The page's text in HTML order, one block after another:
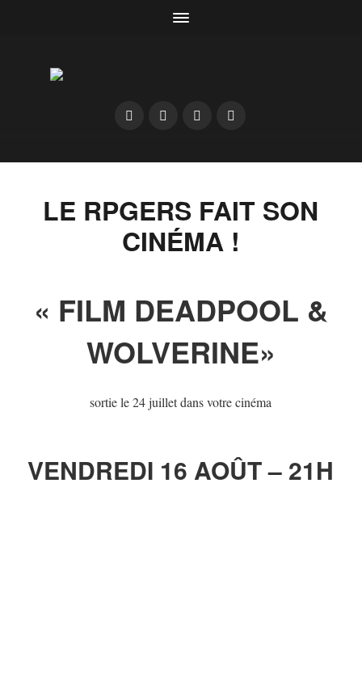
LE RPGERS FAIT SON
CINÉMA !
« FILM DEADPOOL &
WOLVERINE»
sortie le 24 juillet dans votre cinéma
VENDREDI 16 AOÛT – 21H